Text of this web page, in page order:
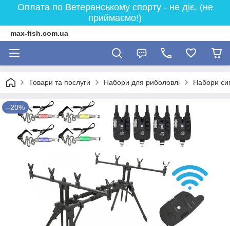
Оплата по Ветеранському спорту - не діє. (не
приймаємо!)
max-fish.com.ua
Товари та послуги Набори для риболовлі Набори
–20%